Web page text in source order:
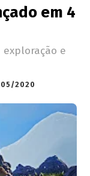
em 4
e
05/2020